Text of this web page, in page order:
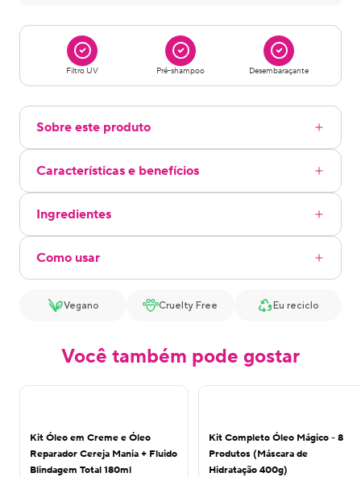
Filtro UV Pré-shampoo Desembaraçante
Sobre este produto
Características e benefícios
Ingredientes
Como usar
Vegano Cruelty Free Eu reciclo
Você também pode gostar
Kit Óleo em Creme e Óleo
Reparador Cereja Mania + Fluido
Blindagem Total 180ml
Kit Completo Óleo Mágico - 8
Produtos (Máscara de
Hidratação 400g)